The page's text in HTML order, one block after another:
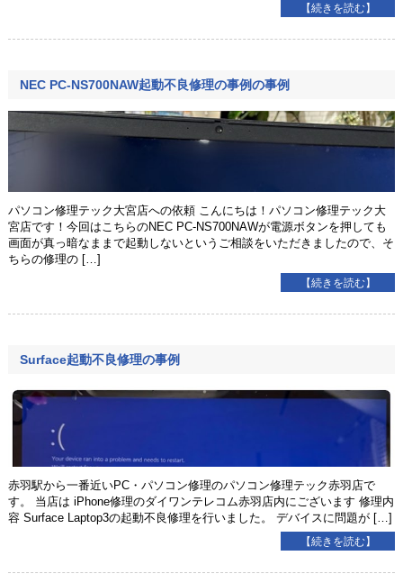
【続きを読む】
NEC PC-NS700NAW起動不良修理の事例の事例
パソコン修理テック大宮店への依頼 こんにちは！パソコン修理テック大
宮店です！今回はこちらのNEC PC-NS700NAWが電源ボタンを押しても
画面が真っ暗なままで起動しないというご相談をいただきましたので、そ
ちらの修理の […]
【続きを読む】
Surface起動不良修理の事例
赤羽駅から一番近いPC・パソコン修理のパソコン修理テック赤羽店で
す。 当店は iPhone修理のダイワンテレコム赤羽店内にございます 修理内
容 Surface Laptop3の起動不良修理を行いました。 デバイスに問題が […]
【続きを読む】